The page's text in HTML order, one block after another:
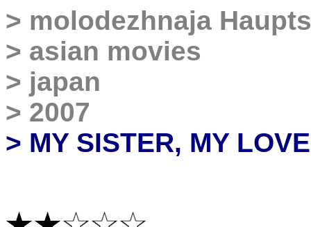
> molodezhnaja
> asian movies
> japan
> 2007
> MY SISTER, MY LOVE